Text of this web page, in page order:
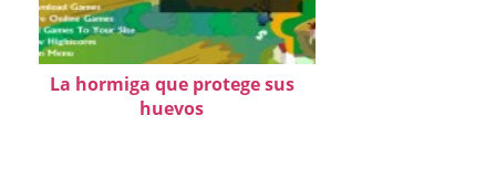
La hormiga que protege sus
huevos